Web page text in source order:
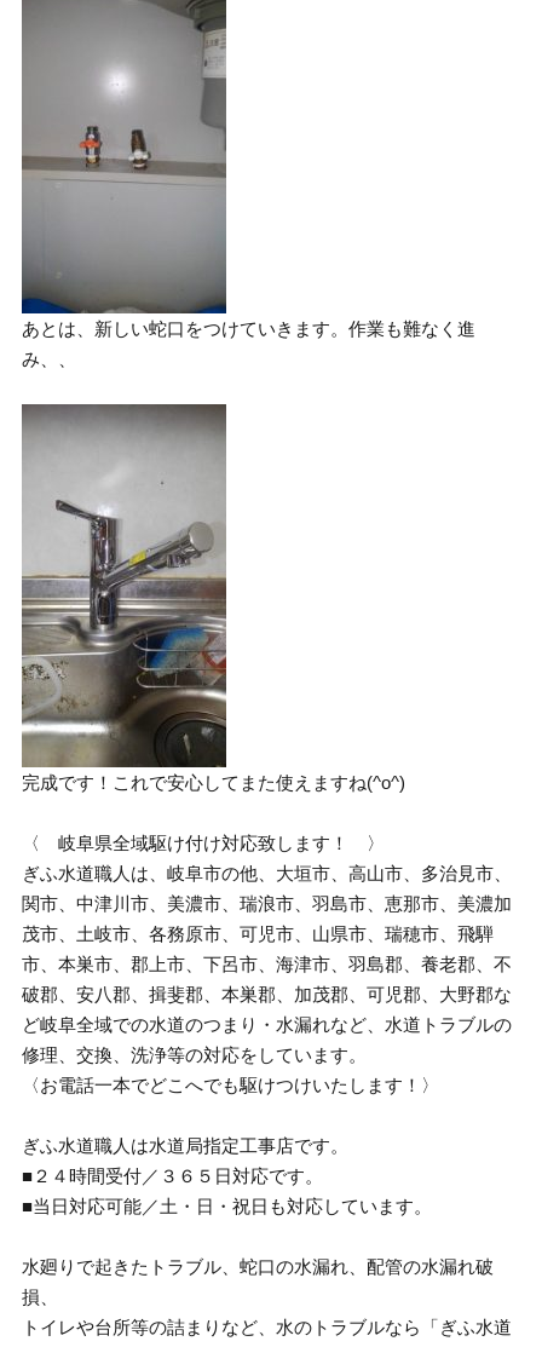
あとは、新しい蛇口をつけていきます。作業も難なく進
み、、
完成です！これで安心してまた使えますね(^o^)
〈 岐阜県全域駆け付け対応致します！ 〉
ぎふ水道職人は、岐阜市の他、大垣市、高山市、多治見市、
関市、中津川市、美濃市、瑞浪市、羽島市、恵那市、美濃加
茂市、土岐市、各務原市、可児市、山県市、瑞穂市、飛騨
市、本巣市、郡上市、下呂市、海津市、羽島郡、養老郡、不
破郡、安八郡、揖斐郡、本巣郡、加茂郡、可児郡、大野郡な
ど岐阜全域での水道のつまり・水漏れなど、水道トラブルの
修理、交換、洗浄等の対応をしています。
〈お電話一本でどこへでも駆けつけいたします！〉
ぎふ水道職人は水道局指定工事店です。
■２４時間受付／３６５日対応です。
■当日対応可能／土・日・祝日も対応しています。
水廻りで起きたトラブル、蛇口の水漏れ、配管の水漏れ破
損、
トイレや台所等の詰まりなど、水のトラブルなら「ぎふ水道